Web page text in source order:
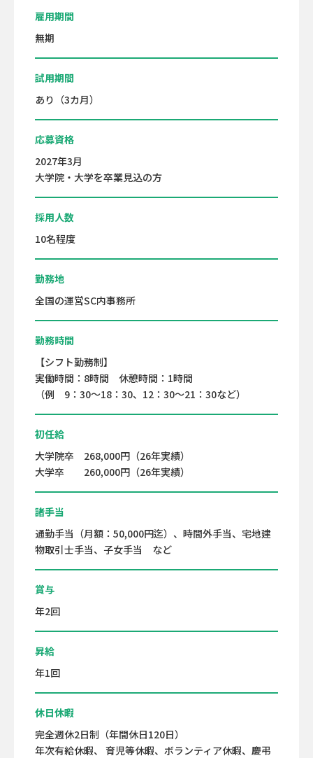
雇用期間
無期
試用期間
あり（3カ月）
応募資格
2027年3月
大学院・大学を卒業見込の方
採用人数
10名程度
勤務地
全国の運営SC内事務所
勤務時間
【シフト勤務制】
実働時間：8時間 休憩時間：1時間
（例 9：30～18：30、12：30～21：30など）
初任給
大学院卒 268,000円（26年実績）
大学卒 260,000円（26年実績）
諸手当
通勤手当（月額：50,000円迄）、時間外手当、宅地建
物取引士手当、子女手当 など
賞与
年2回
昇給
年1回
休日休暇
完全週休2日制（年間休日120日）
年次有給休暇、 育児等休暇、ボランティア休暇、慶弔